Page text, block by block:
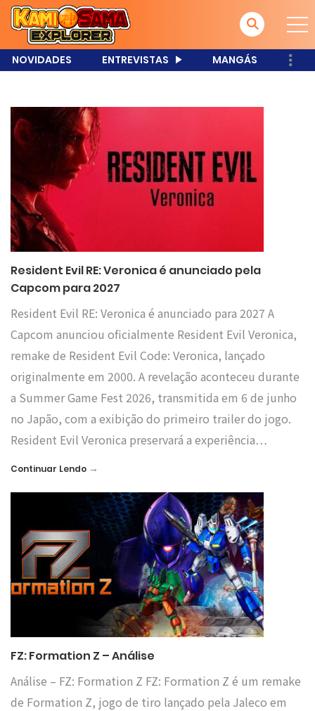
NOVIDADES ENTREVISTAS MANGÁS
Resident Evil RE: Veronica é anunciado pela
Capcom para 2027
Resident Evil RE: Veronica é anunciado para 2027 A
Capcom anunciou oficialmente Resident Evil Veronica,
remake de Resident Evil Code: Veronica, lançado
originalmente em 2000. A revelação aconteceu durante
a Summer Game Fest 2026, transmitida em 6 de junho
no Japão, com a exibição do primeiro trailer do jogo.
Resident Evil Veronica preservará a experiência…
Continuar Lendo →
FZ: Formation Z – Análise
Análise – FZ: Formation Z FZ: Formation Z é um remake
de Formation Z, jogo de tiro lançado pela Jaleco em